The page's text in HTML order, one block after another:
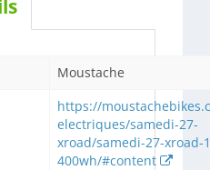
Moustache
https://
electriques/samedi-27-
xroad/samedi-27-xroad-
400wh/#content